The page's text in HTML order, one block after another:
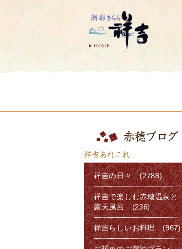
HOME
赤穂ブログ
祥吉あれこれ
祥吉の日々 (2788)
祥吉で楽しむ赤穂温泉と
露天風呂 (236)
祥吉らしいお料理 (967)